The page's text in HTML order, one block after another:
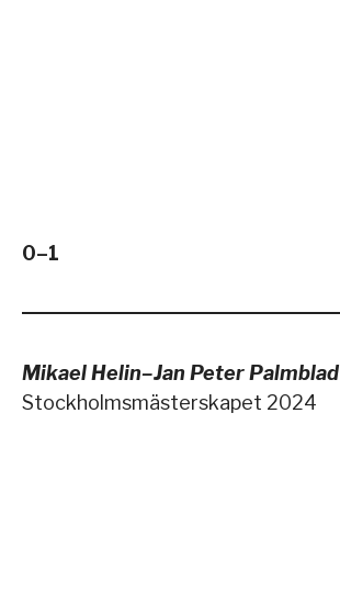
0–1
Mikael Helin–Jan Peter Palmblad
Stockholmsmästerskapet 2024